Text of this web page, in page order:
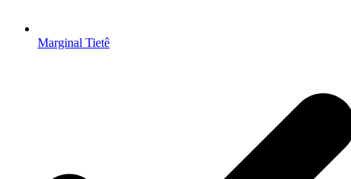
Marginal Tietê